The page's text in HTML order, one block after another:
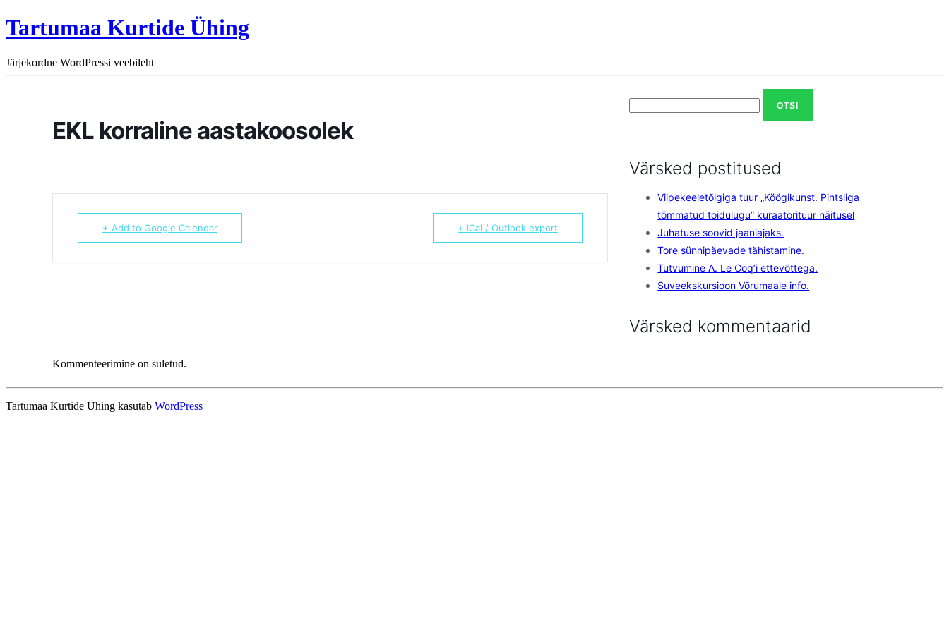
Tartumaa Kurtide Ühing
Järjekordne WordPressi veebileht
EKL korraline aastakoosolek
+ Add to Google Calendar + iCal / Outlook export
Otsi:
Värsked postitused
Viipekeeletõlgiga tuur „Köögikunst. Pintsliga
tõmmatud toidulugu” kuraatorituur näitusel
Juhatuse soovid jaaniajaks.
Tore sünnipäevade tähistamine.
Tutvumine A. Le Coq’i ettevõttega.
Suveekskursioon Võrumaale info.
Värsked kommentaarid
Kommenteerimine on suletud.
Tartumaa Kurtide Ühing kasutab WordPress